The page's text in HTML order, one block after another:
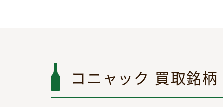
コニャック 買取銘